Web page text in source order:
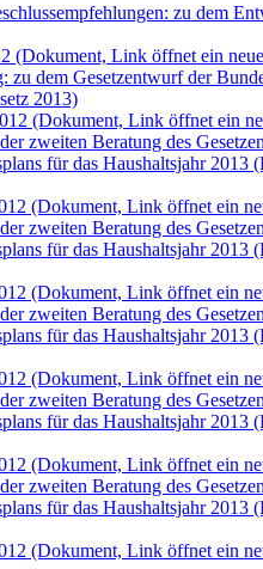
zu dem
(Dokument, Link öffnet ein
zu dem Gesetzentwurf der
2013)
(Dokument, Link öffnet ein
zweiten Beratung des
für das Haushaltsjahr
(Dokument, Link öffnet ein
zweiten Beratung des
für das Haushaltsjahr
(Dokument, Link öffnet ein
zweiten Beratung des
für das Haushaltsjahr
(Dokument, Link öffnet ein
zweiten Beratung des
für das Haushaltsjahr
(Dokument, Link öffnet ein
zweiten Beratung des
für das Haushaltsjahr
(Dokument, Link öffnet ein